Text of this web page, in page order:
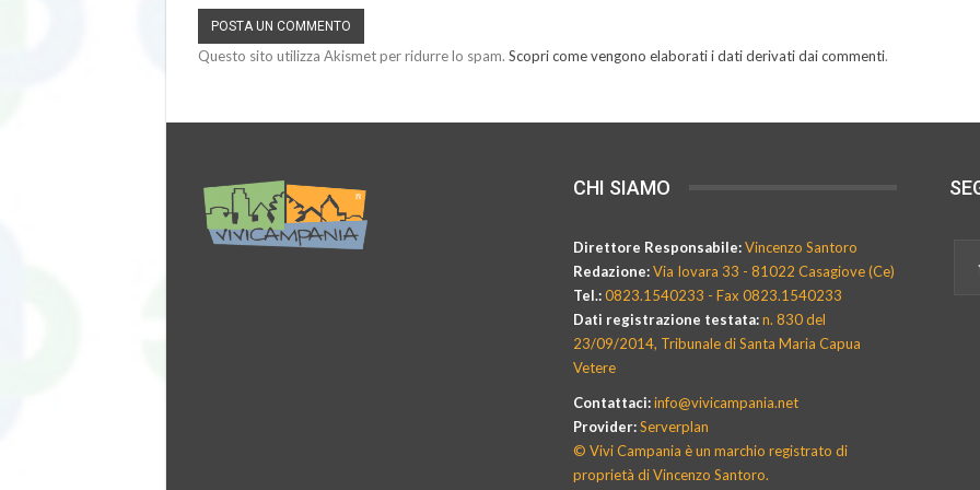
Questo sito utilizza Akismet per ridurre lo spam. Scopri come vengono elaborati i dati derivati dai commenti.
CHI SIAMO
Direttore Responsabile:Vincenzo Santoro
Redazione:Via Iovara 33 - 81022 Casagiove (Ce)
Tel.:0823.1540233 - Fax 0823.1540233
Dati registrazione testata:n. 830 del
23/09/2014, Tribunale di Santa Maria Capua
Vetere
Contattaci: info@vivicampania.net
Provider:Serverplan
© Vivi Campania è un marchio registrato di
proprietà di Vincenzo Santoro.